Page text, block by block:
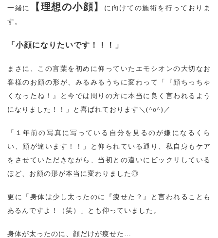
一緒に 【理想の小顔】
に向けての施術を行っておりま
す。
「小顔になりたいです！！！」
まさに、この言葉を初めに仰っていたエモシオンの大切なお
客様のお顔の形が、みるみるうちに変わって「『顔ちっちゃ
くなったね！』と今では周りの方に本当に良く言われるよう
になりました！！」と喜ばれております＼(^o^)／
「１年前の写真に写っている自分を見るのが嫌になるくら
い、顔が違います！！」と仰られている通り、私自身もケア
をさせていただきながら、当初との違いにビックリしている
ほど、お顔の形が本当に変わりました◎
更に「身体は少し太ったのに『痩せた？』と言われることも
あるんですよ！（笑）」とも仰っていました。
身体が太ったのに、顔だけが痩せた…